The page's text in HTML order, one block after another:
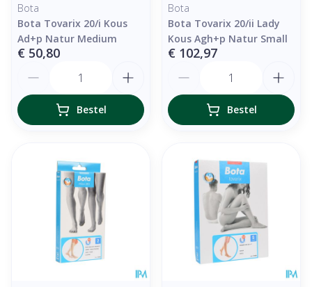
Bota
Bota Tovarix 20/i Kous
Ad+p Natur Medium
€ 50,80
Bestel
Bota
Bota Tovarix 20/ii Lady
Kous Agh+p Natur Small
€ 102,97
Bestel